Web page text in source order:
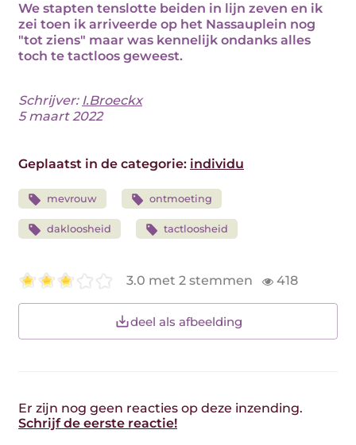
We stapten tenslotte beiden in lijn zeven en ik
zei toen ik arriveerde op het Nassauplein nog
"tot ziens" maar was kennelijk ondanks alles
toch te tactloos geweest.
Schrijver: I.Broeckx
5 maart 2022
Geplaatst in de categorie: individu
mevrouw ontmoeting
dakloosheid tactloosheid
3.0 met 2 stemmen 418
deel als afbeelding
Er zijn nog geen reacties op deze inzending.
Schrijf de eerste reactie!